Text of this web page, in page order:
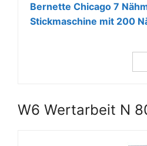
Bernette Chicago 7
Stickmaschine mit 200
W6 Wertarbeit N